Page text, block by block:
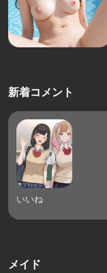
新着コメント
いいね
メイド